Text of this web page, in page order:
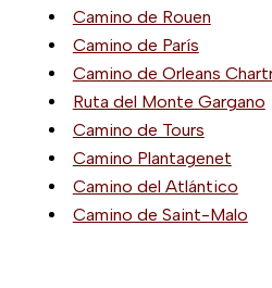
Camino de Rouen
Camino de París
Camino de Orleans
Ruta del Monte Gargano
Camino de Tours
Camino Plantagenet
Camino del Atlántico
Camino de Saint-Malo